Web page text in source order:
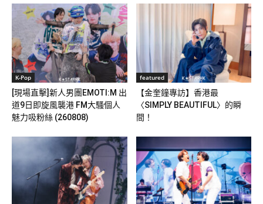
K-Pop
[現場直擊]新人男團EMOTI:M 出
道9日即旋風襲港 FM大騷個人
魅力吸粉絲 (260808)
featured
【金奎鐘專訪】香港最
〈SIMPLY BEAUTIFUL〉的瞬
間！